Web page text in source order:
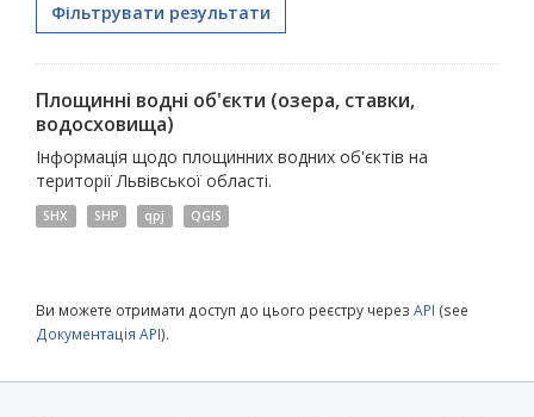
Фільтрувати результати
Площинні водні об'єкти (озера, ставки,
водосховища)
Інформація щодо площинних водних об'єктів на
території Львівської області.
SHX SHP qpj QGIS
Ви можете отримати доступ до цього реєстру через API (see
Документація API).